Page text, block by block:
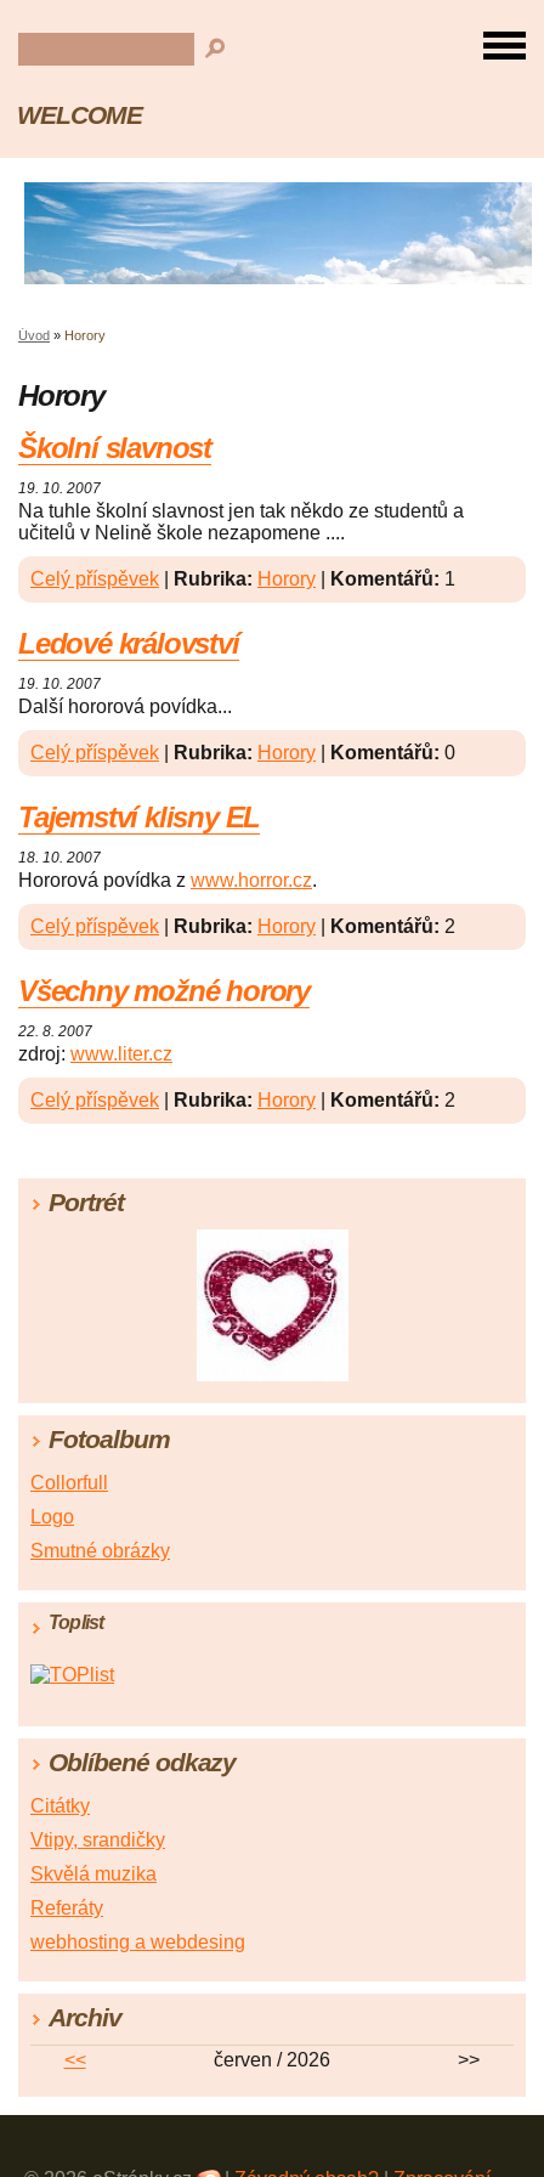
WELCOME
Úvod » Horory
Horory
Školní slavnost
19. 10. 2007
Na tuhle školní slavnost jen tak někdo ze studentů a
učitelů v Nelině škole nezapomene ....
Celý příspěvek Rubrika: Horory Komentářů: 1
Ledové království
19. 10. 2007
Další hororová povídka...
Celý příspěvek Rubrika: Horory Komentářů: 0
Tajemství klisny EL
18. 10. 2007
Hororová povídka z www.horror.cz.
Celý příspěvek Rubrika: Horory Komentářů: 2
Všechny možné horory
22. 8. 2007
zdroj: www.liter.cz
Celý příspěvek Rubrika: Horory Komentářů: 2
Portrét
Fotoalbum
Collorfull
Logo
Smutné obrázky
Toplist
Oblíbené odkazy
Citátky
Vtipy, srandičky
Skvělá muzika
Referáty
webhosting a webdesing
Archiv
<< červen / 2026 >>